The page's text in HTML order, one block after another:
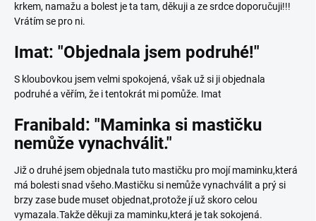
krkem, namažu a bolest je ta tam, děkuji a ze srdce doporučuji!!!
Vrátím se pro ni.
Imat: "Objednala jsem podruhé!"
S kloubovkou jsem velmi spokojená, však už si ji objednala
podruhé a věřím, že i tentokrát mi pomůže. Imat
Franibald: "Maminka si mastičku
nemůže vynachválit."
Již o druhé jsem objednala tuto mastičku pro mojí maminku,která
má bolesti snad všeho.Mastičku si nemůže vynachválit a prý si
brzy zase bude muset objednat,protože jí už skoro celou
vymazala.Takže děkuji za maminku,která je tak sokojená.